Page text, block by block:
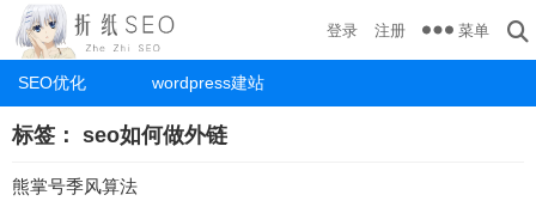
SEO优化 wordpress建站
登录 注册 菜单
标签： seo如何做外链
熊掌号季风算法